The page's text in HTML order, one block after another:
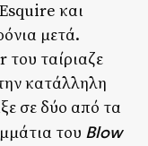
και
μετά.
ταίριαζε
κατάλληλη
σε δύο από τα
του Blow